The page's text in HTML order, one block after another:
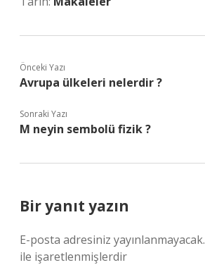
Önceki Yazı
Avrupa ülkeleri nelerdir ?
Sonraki Yazı
M neyin sembolü fizik ?
Bir yanıt yazın
E-posta adresiniz yayınlanmayacak.
ile işaretlenmişlerdir